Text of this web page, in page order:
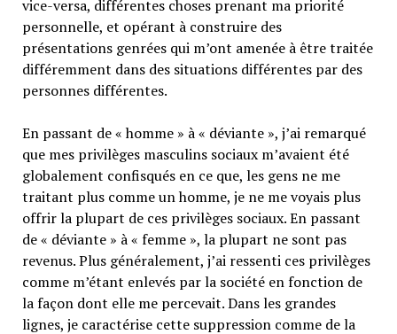
vice-versa, différentes choses prenant ma priorité
personnelle, et opérant à construire des
présentations genrées qui m’ont amenée à être traitée
différemment dans des situations différentes par des
personnes différentes.
En passant de « homme » à « déviante », j’ai remarqué
que mes privilèges masculins sociaux m’avaient été
globalement confisqués en ce que, les gens ne me
traitant plus comme un homme, je ne me voyais plus
offrir la plupart de ces privilèges sociaux. En passant
de « déviante » à « femme », la plupart ne sont pas
revenus. Plus généralement, j’ai ressenti ces privilèges
comme m’étant enlevés par la société en fonction de
la façon dont elle me percevait. Dans les grandes
lignes, je caractérise cette suppression comme de la